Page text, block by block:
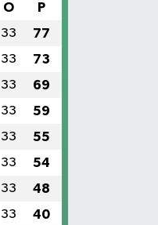
O P
33 77
33 73
33 69
33 59
33 55
33 54
33 48
33 40